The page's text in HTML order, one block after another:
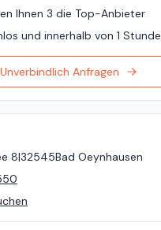
Ihnen 3 die Top-Anbieter
und innerhalb von 1 Stunde
Unverbindlich Anfragen
8|32545Bad Oeynhausen